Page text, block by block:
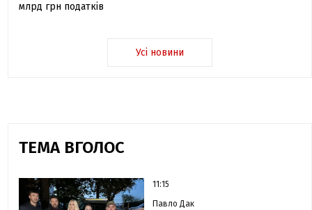
млрд грн податків
Усі новини
ТЕМА ВГОЛОС
11:15
Павло Дак